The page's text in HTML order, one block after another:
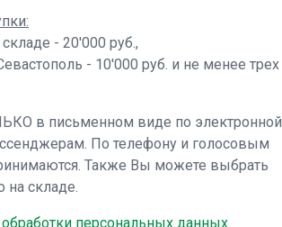
- 20'000 руб.,
- 10'000 руб. и не менее трех
в письменном виде по электронной
По телефону и голосовым
Также Вы можете выбрать
на складе.
персональных данных